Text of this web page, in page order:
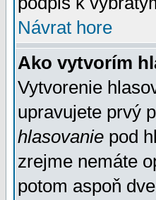
Návrat hore
Ako vytvorím
Vytvorenie
upravujete prvý
hlasovanie pod
zrejme nemáte
potom aspoň